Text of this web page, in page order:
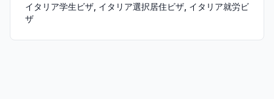
イタリア学生ビザ, イタリア選択居住ビザ, イタリア就労ビ
ザ